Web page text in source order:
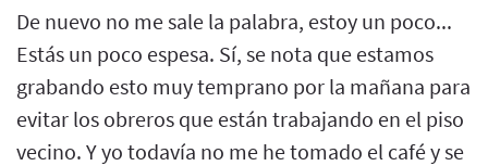
De nuevo no me sale la palabra, estoy un poco...
Estás un poco espesa. Sí, se nota que estamos
grabando esto muy temprano por la mañana para
evitar los obreros que están trabajando en el piso
vecino. Y yo todavía no me he tomado el café y se